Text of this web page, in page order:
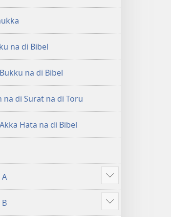
Naeng
Mangolu
di
Tano
na
Imbaru
Naeng
di
Tano
na
Imbaru
umgodang
na di Bibel
na di Bibel
na di Surat na di Toru
Hata na di Bibel
Patudu
na
umgodang
Patudu